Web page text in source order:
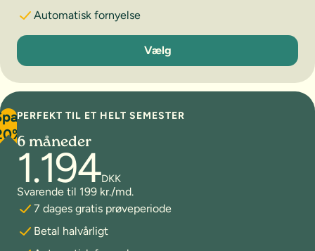
Automatisk fornyelse
3 måneder
Vælg
PERFEKT TIL ET HELT SEMESTER
6 måneder
1.194DKK
Svarende til 199 kr./md.
7 dages gratis prøveperiode
Betal halvårligt